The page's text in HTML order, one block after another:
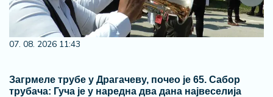
07. 08. 2026 11:43
Загрмеле трубе у Драгачеву, почео је 65. Сабор
трубача: Гуча је у наредна два дана највеселија